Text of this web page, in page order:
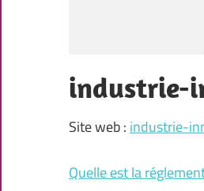
industrie-
Site web : industrie-
Quelle est la